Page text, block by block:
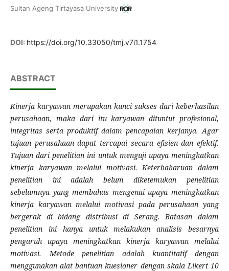
Sultan Ageng Tirtayasa University
DOI: https://doi.org/10.33050/tmj.v7i1.1754
ABSTRACT
Kinerja karyawan merupakan kunci sukses dari keberhasilan
perusahaan, maka dari itu karyawan dituntut profesional,
integritas serta produktif dalam pencapaian kerjanya. Agar
tujuan perusahaan dapat tercapai secara efisien dan efektif.
Tujuan dari penelitian ini untuk menguji upaya meningkatkan
kinerja karyawan melalui motivasi. Keterbaharuan dalam
penelitian ini adalah belum diketemukan penelitian
sebelumnya yang membahas mengenai upaya meningkatkan
kinerja karyawan melalui motivasi pada perusahaan yang
bergerak di bidang distribusi di Serang. Batasan dalam
penelitian ini hanya untuk melakukan analisis besarnya
pengaruh upaya meningkatkan kinerja karyawan melalui
motivasi. Metode penelitian adalah kuantitatif dengan
menggunakan alat bantuan kuesioner dengan skala Likert 10